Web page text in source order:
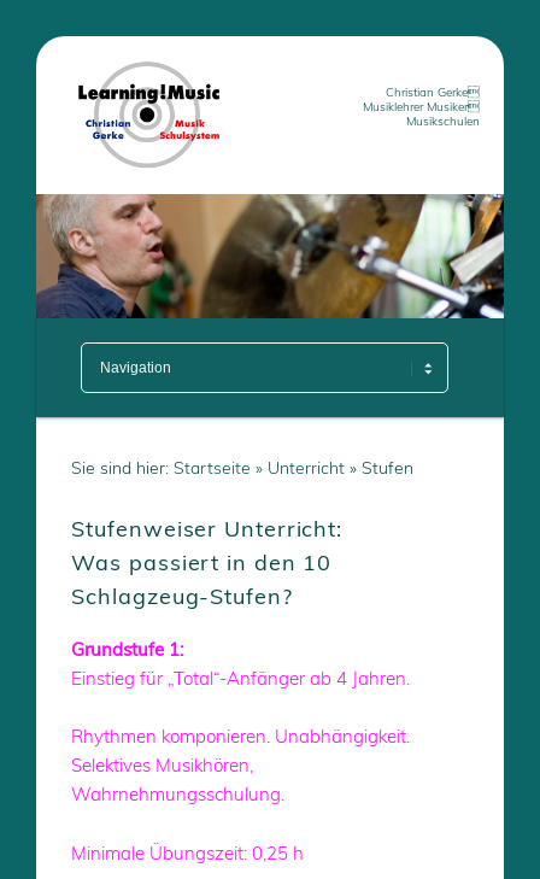
Christian Gerke
Musiklehrer Musiker
Musikschulen
Zum Inhalt wechseln
Sie sind hier:Startseite » Unterricht » Stufen
Stufenweiser Unterricht:
Was passiert in den 10
Schlagzeug-Stufen?
Grundstufe 1:
Einstieg für „Total“-Anfänger ab 4 Jahren.
Rhythmen komponieren. Unabhängigkeit.
Selektives Musikhören,
Wahrnehmungsschulung.
Minimale Übungszeit: 0,25 h